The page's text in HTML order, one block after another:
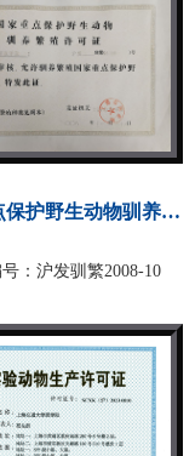
国家重点保护野生动物驯养繁...
：沪发驯繁2008-10